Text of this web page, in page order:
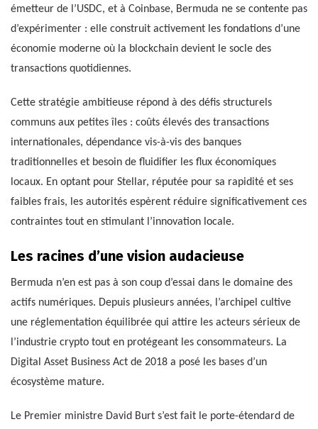
émetteur de l’USDC, et à Coinbase, Bermuda ne se contente pas
d’expérimenter : elle construit activement les fondations d’une
économie moderne où la blockchain devient le socle des
transactions quotidiennes.
Cette stratégie ambitieuse répond à des défis structurels
communs aux petites îles : coûts élevés des transactions
internationales, dépendance vis-à-vis des banques
traditionnelles et besoin de fluidifier les flux économiques
locaux. En optant pour Stellar, réputée pour sa rapidité et ses
faibles frais, les autorités espèrent réduire significativement ces
contraintes tout en stimulant l’innovation locale.
Les racines d’une vision audacieuse
Bermuda n’en est pas à son coup d’essai dans le domaine des
actifs numériques. Depuis plusieurs années, l’archipel cultive
une réglementation équilibrée qui attire les acteurs sérieux de
l’industrie crypto tout en protégeant les consommateurs. La
Digital Asset Business Act de 2018 a posé les bases d’un
écosystème mature.
Le Premier ministre David Burt s’est fait le porte-étendard de